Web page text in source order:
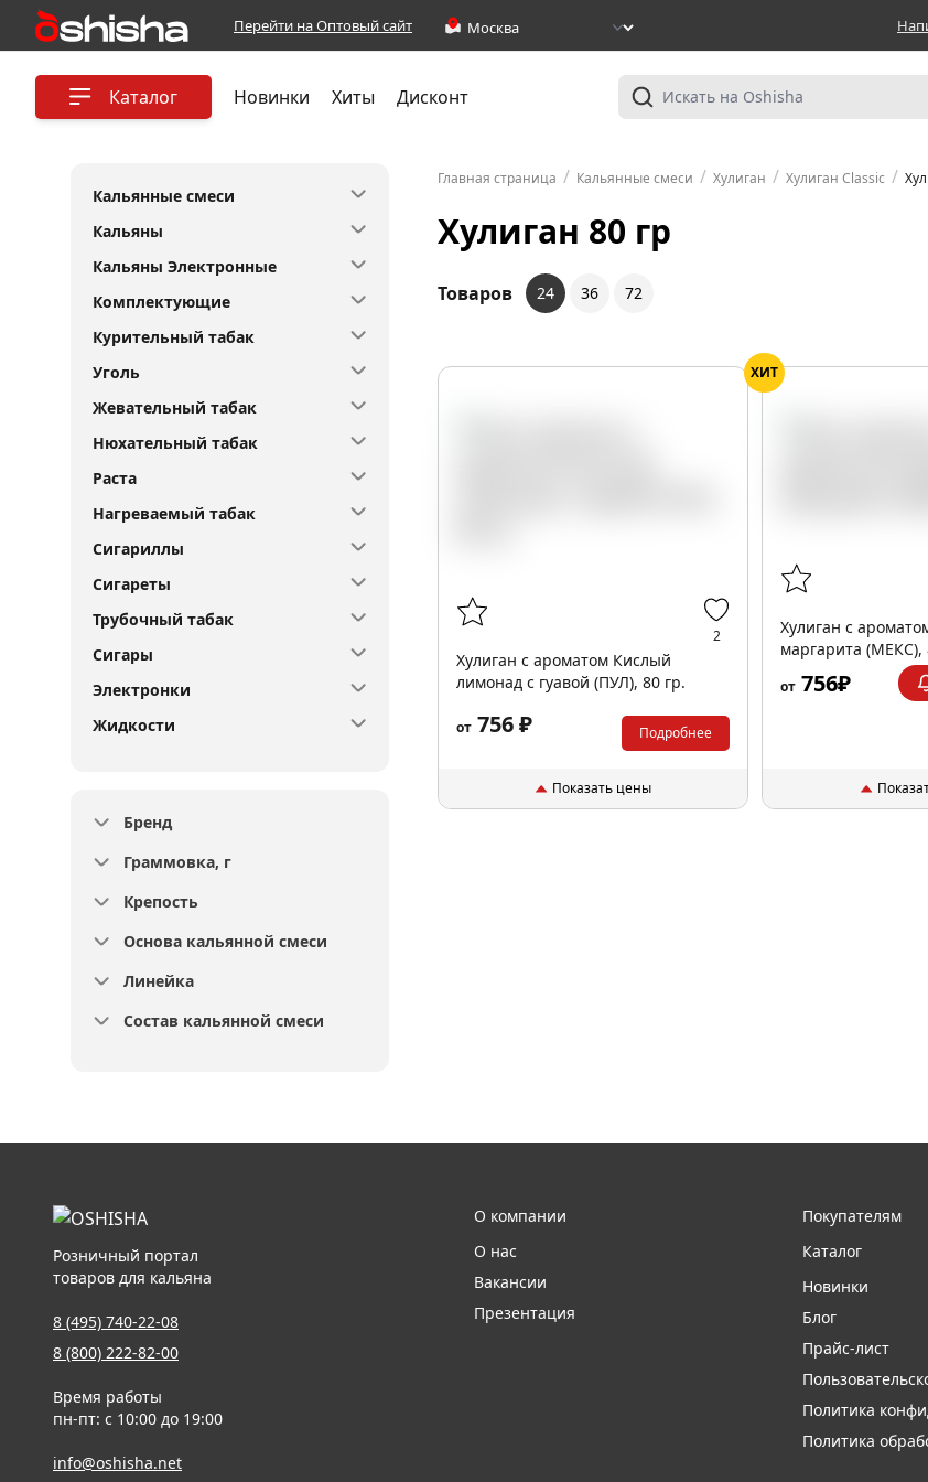
Перейти на Оптовый сайт
Каталог Новинки Хиты Дисконт
Кальянные смеси
Кальяны
Кальяны Электронные
Комплектующие
Курительный табак
Уголь
Жевательный табак
Нюхательный табак
Раста
Нагреваемый табак
Сигариллы
Сигареты
Трубочный табак
Сигары
Электронки
Жидкости
Бренд
Граммовка, г
Крепость
Основа кальянной смеси
Линейка
Состав кальянной смеси
Главная страница / Кальянные смеси / Хулиган / Хулиган Classic /
Хулиган 80 гр
Товаров 24 36 72
2
Хулиган с ароматом Кислый
лимонад с гуавой (ПУЛ), 80 гр.
от 756 ₽ Подробнее
Показать цены
ХИТ
Хулиган с
маргарита (МЕКС),
от 756₽
Розничный портал
товаров для кальяна
8 (495) 740-22-08
8 (800) 222-82-00
Время работы
пн-пт: с 10:00 до 19:00
info@oshisha.net
О компании
О нас
Вакансии
Презентация
Покупателям
Каталог
Новинки
Блог
Прайс-лист
Политика
Политика